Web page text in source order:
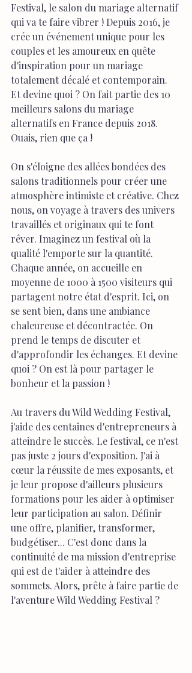
Festival, le salon du mariage alternatif
qui va te faire vibrer ! Depuis 2016, je
crée un événement unique pour les
couples et les amoureux en quête
d'inspiration pour un mariage
totalement décalé et contemporain.
Et devine quoi ? On fait partie des 10
meilleurs salons du mariage
alternatifs en France depuis 2018.
Ouais, rien que ça !
On s'éloigne des allées bondées des
salons traditionnels pour créer une
atmosphère intimiste et créative. Chez
nous, on voyage à travers des univers
travaillés et originaux qui te font
rêver. Imaginez un festival où la
qualité l'emporte sur la quantité.
Chaque année, on accueille en
moyenne de 1000 à 1500 visiteurs qui
partagent notre état d'esprit. Ici, on
se sent bien, dans une ambiance
chaleureuse et décontractée. On
prend le temps de discuter et
d'approfondir les échanges. Et devine
quoi ? On est là pour partager le
bonheur et la passion !
Au travers du Wild Wedding Festival,
j'aide des centaines d'entrepreneurs à
atteindre le succès. Le festival, ce n'est
pas juste 2 jours d'exposition. J'ai à
cœur la réussite de mes exposants, et
je leur propose d'ailleurs plusieurs
formations pour les aider à optimiser
leur participation au salon. Définir
une offre, planifier, transformer,
budgétiser... C'est donc dans la
continuité de ma mission d'entreprise
qui est de t'aider à atteindre des
sommets. Alors, prête à faire partie de